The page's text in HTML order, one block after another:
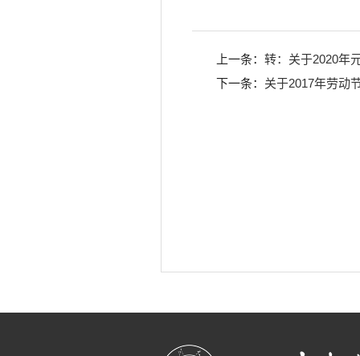
上一条： 转：关于2020年
下一条： 关于2017年劳动